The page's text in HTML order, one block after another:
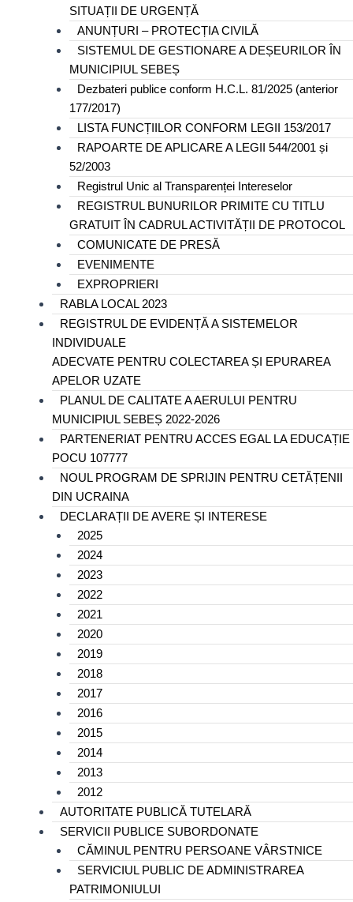
SITUAȚII DE URGENȚĂ
ANUNȚURI – PROTECȚIA CIVILĂ
SISTEMUL DE GESTIONARE A DEȘEURILOR ÎN
MUNICIPIUL SEBEȘ
Dezbateri publice conform H.C.L. 81/2025 (anterior
177/2017)
LISTA FUNCȚIILOR CONFORM LEGII 153/2017
RAPOARTE DE APLICARE A LEGII 544/2001 și
52/2003
Registrul Unic al Transparenței Intereselor
REGISTRUL BUNURILOR PRIMITE CU TITLU
GRATUIT ÎN CADRUL ACTIVITĂȚII DE PROTOCOL
COMUNICATE DE PRESĂ
EVENIMENTE
EXPROPRIERI
RABLA LOCAL 2023
REGISTRUL DE EVIDENȚĂ A SISTEMELOR
INDIVIDUALE
ADECVATE PENTRU COLECTAREA ȘI EPURAREA
APELOR UZATE
PLANUL DE CALITATE A AERULUI PENTRU
MUNICIPIUL SEBEȘ 2022-2026
PARTENERIAT PENTRU ACCES EGAL LA EDUCAȚIE
POCU 107777
NOUL PROGRAM DE SPRIJIN PENTRU CETĂȚENII
DIN UCRAINA
DECLARAȚII DE AVERE ȘI INTERESE
2025
2024
2023
2022
2021
2020
2019
2018
2017
2016
2015
2014
2013
2012
AUTORITATE PUBLICĂ TUTELARĂ
SERVICII PUBLICE SUBORDONATE
CĂMINUL PENTRU PERSOANE VÂRSTNICE
SERVICIUL PUBLIC DE ADMINISTRAREA
PATRIMONIULUI